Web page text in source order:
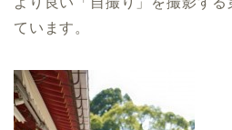
ています。